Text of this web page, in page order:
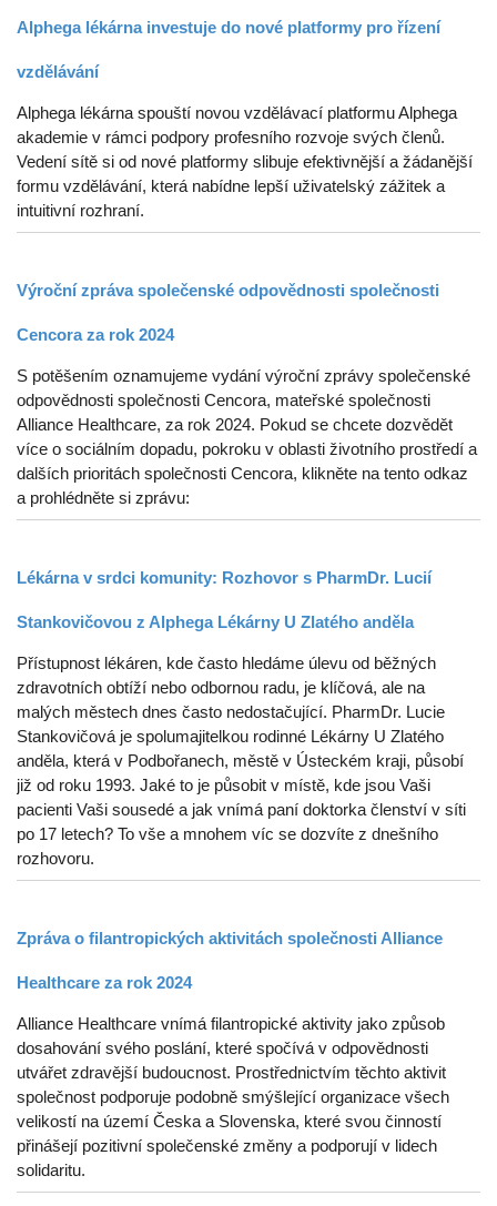
Alphega lékárna investuje do nové platformy pro řízení
vzdělávání
Alphega lékárna spouští novou vzdělávací platformu Alphega
akademie v rámci podpory profesního rozvoje svých členů.
Vedení sítě si od nové platformy slibuje efektivnější a žádanější
formu vzdělávání, která nabídne lepší uživatelský zážitek a
intuitivní rozhraní.
Výroční zpráva společenské odpovědnosti společnosti
Cencora za rok 2024
S potěšením oznamujeme vydání výroční zprávy společenské
odpovědnosti společnosti Cencora, mateřské společnosti
Alliance Healthcare, za rok 2024. Pokud se chcete dozvědět
více o sociálním dopadu, pokroku v oblasti životního prostředí a
dalších prioritách společnosti Cencora, klikněte na tento odkaz
a prohlédněte si zprávu:
Lékárna v srdci komunity: Rozhovor s PharmDr. Lucií
Stankovičovou z Alphega Lékárny U Zlatého anděla
Přístupnost lékáren, kde často hledáme úlevu od běžných
zdravotních obtíží nebo odbornou radu, je klíčová, ale na
malých městech dnes často nedostačující. PharmDr. Lucie
Stankovičová je spolumajitelkou rodinné Lékárny U Zlatého
anděla, která v Podbořanech, městě v Ústeckém kraji, působí
již od roku 1993. Jaké to je působit v místě, kde jsou Vaši
pacienti Vaši sousedé a jak vnímá paní doktorka členství v síti
po 17 letech? To vše a mnohem víc se dozvíte z dnešního
rozhovoru.
Zpráva o filantropických aktivitách společnosti Alliance
Healthcare za rok 2024
Alliance Healthcare vnímá filantropické aktivity jako způsob
dosahování svého poslání, které spočívá v odpovědnosti
utvářet zdravější budoucnost. Prostřednictvím těchto aktivit
společnost podporuje podobně smýšlející organizace všech
velikostí na území Česka a Slovenska, které svou činností
přinášejí pozitivní společenské změny a podporují v lidech
solidaritu.